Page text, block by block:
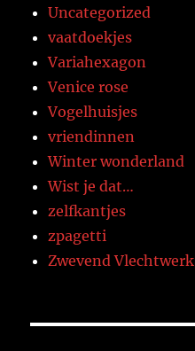
Uncategorized
vaatdoekjes
Variahexagon
Venice rose
Vogelhuisjes
vriendinnen
Winter wonderland
Wist je dat…
zelfkantjes
zpagetti
Zwevend Vlechtwerk